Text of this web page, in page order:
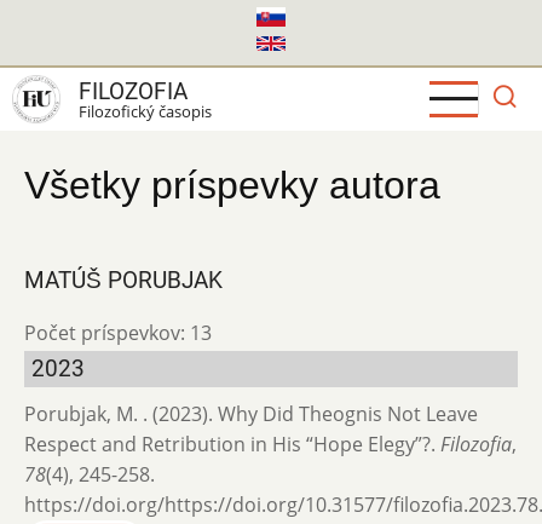
hlavný
obsah
FILOZOFIA
Filozofický časopis
Všetky príspevky autora
MATÚŠ PORUBJAK
Počet príspevkov: 13
2023
Porubjak, M. . (2023). Why Did Theognis Not Leave
Respect and Retribution in His “Hope Elegy”?. Filozofia,
78(4), 245-258.
https://doi.org/https://doi.org/10.31577/